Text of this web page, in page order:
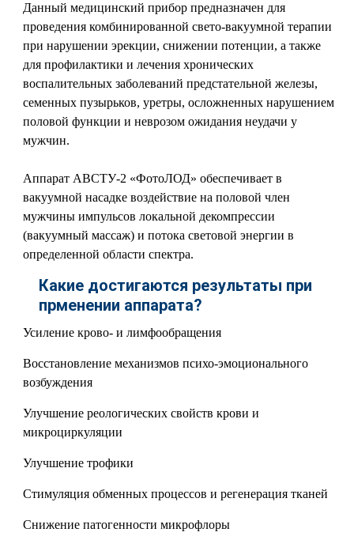
Данный медицинский прибор предназначен для
проведения комбинированной свето-вакуумной терапии
при нарушении эрекции, снижении потенции, а также
для профилактики и лечения хронических
воспалительных заболеваний предстательной железы,
семенных пузырьков, уретры, осложненных нарушением
половой функции и неврозом ожидания неудачи у
мужчин.
Аппарат АВСТУ-2 «ФотоЛОД» обеспечивает в
вакуумной насадке воздействие на половой член
мужчины импульсов локальной декомпрессии
(вакуумный массаж) и потока световой энергии в
определенной области спектра.
Какие достигаются результаты при
прменении аппарата?
Усиление крово- и лимфообращения
Восстановление механизмов психо-эмоционального
возбуждения
Улучшение реологических свойств крови и
микроциркуляции
Улучшение трофики
Стимуляция обменных процессов и регенерация тканей
Снижение патогенности микрофлоры